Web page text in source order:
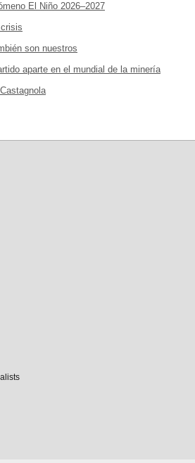
El Niño 2026–2027
son nuestros
aparte en el mundial de la minería